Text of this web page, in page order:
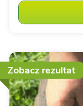
Zobacz rezultat